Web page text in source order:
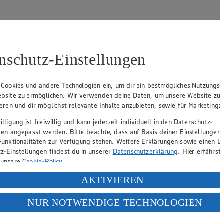
Fickert (Vorstandsmitglied), Jürgen Mäder
gewährt Ihnen jedoch das Recht, den auf dieser Website
und Vervielfältigung von Bildmaterial oder Grafiken aus
verantwortlich. Firma und Anschriften unserer
hin, dass wir nicht an einem Streitbeilegungsverfahren vor einer
Einstellungen
und andere Technologien ein, um dir ein bestmögliches
zu ermöglichen. Wir verwenden deine Daten, um unsere Website zu
und dir möglichst relevante Inhalte anzubieten, sowie für
ist freiwillig und kann jederzeit individuell in den Datenschutz-
angepasst werden. Bitte beachte, dass auf Basis deiner
zur Verfügung stehen. Weitere Erklärungen sowie einen
Einstellungen findest du in unserer Datenschutzerklärung. Hier
Cookie-Policy.
deiner personenbezogenen Daten in den USA durch Facebook und
„Aktivieren“ klickst, willigst du im Sinne des Art. 49 Abs. 1 Satz 1 lit.
Daten in den USA verarbeitet werden. Der EuGH sieht die USA als
europäischen Standards nicht angemessenen Datenschutzniveau an. Es
AKTIVIEREN
NUR NOTWENDIGE TECHNOLOGIEN